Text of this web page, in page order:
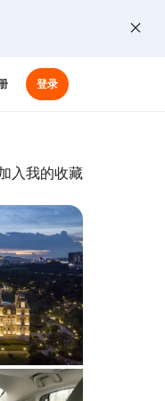
登录
入我的收藏